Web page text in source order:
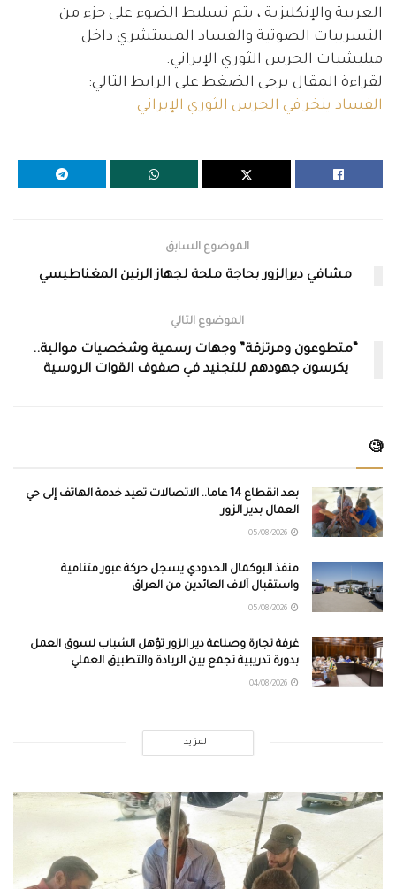
العربية والإنكليزية ، يتم تسليط الضوء على جزء من
التسريبات الصوتية والفساد المستشري داخل
ميليشيات الحرس الثوري الإيراني.
لقراءة المقال يرجى الضغط على الرابط التالي:
الفساد ينخر في الحرس الثوري الإيراني
الموضوع السابق
مشافي ديرالزور بحاجة ملحة لجهاز الرنين المغناطيسي
الموضوع التالي
“متطوعون ومرتزقة” وجهات رسمية وشخصيات موالية..
يكرسون جهودهم للتجنيد في صفوف القوات الروسية
🧐
بعد انقطاع 14 عاماً.. الاتصالات تعيد خدمة الهاتف إلى حي
العمال بدير الزور
منفذ البوكمال الحدودي يسجل حركة عبور متنامية
واستقبال آلاف العائدين من العراق
غرفة تجارة وصناعة دير الزور تؤهل الشباب لسوق العمل
بدورة تدريبية تجمع بين الريادة والتطبيق العملي
المزيد